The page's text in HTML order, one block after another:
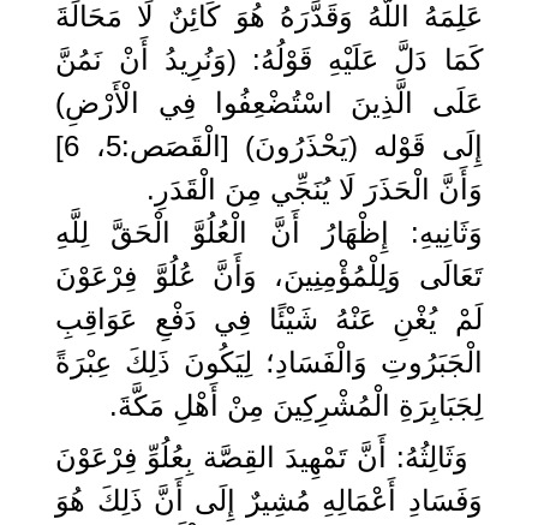
عَلِمَهُ اللَّهُ وَقَدَّرَهُ هُوَ كَائِنٌ لَا مَحَالَةَ
كَمَا دَلَّ عَلَيْهِ قَوْلُهُ: (وَنُرِيدُ أَنْ نَمُنَّ
عَلَى الَّذِينَ اسْتُضْعِفُوا فِي الْأَرْضِ)
إِلَى قَوْله (يَحْذَرُونَ) [الْقَصَص:5، 6]
وَأَنَّ الْحَذَرَ لَا يُنَجِّي مِنَ الْقَدَرِ.
وَثَانِيهِ: إِظْهَارُ أَنَّ الْعُلُوَّ الْحَقَّ لِلَّهِ
تَعَالَى وَلِلْمُؤْمِنِينَ، وَأَنَّ عُلُوَّ فِرْعَوْنَ
لَمْ يُغْنِ عَنْهُ شَيْئًا فِي دَفْعِ عَوَاقِبِ
الْجَبَرُوتِ وَالْفَسَادِ؛ لِيَكُونَ ذَلِكَ عِبْرَةً
لِجَبَابِرَةِ الْمُشْرِكِينَ مِنْ أَهْلِ مَكَّةَ.
وَثَالِثُهُ: أَنَّ تَمْهِيدَ القِصَّة بِعُلُوِّ فِرْعَوْنَ
وَفَسَادِ أَعْمَالِهِ مُشِيرٌ إِلَى أَنَّ ذَلِكَ هُوَ